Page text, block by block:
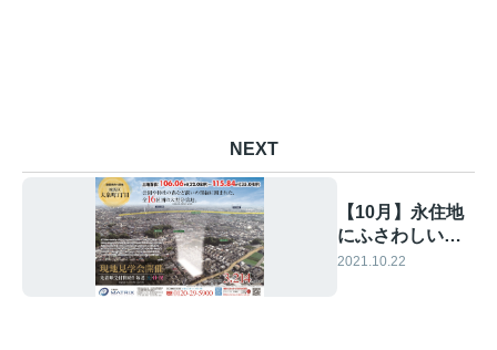
NEXT
【10月】永住地
にふさわしい大
泉町の大型分譲
2021.10.22